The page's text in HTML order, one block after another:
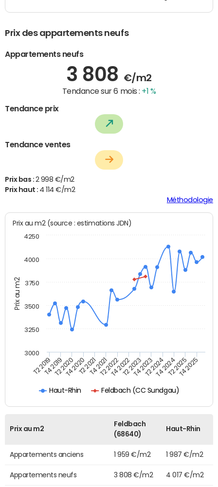
Prix des appartements neufs
Appartements neufs
3 808 €/m2
Tendance sur 6 mois : +1 %
Tendance prix
Tendance ventes
Prix bas : 2 998 €/m2
Prix haut : 4 114 €/m2
Méthodologie
Prix au m2
Prix au m2 (source : estimations JDN)
Haut-Rhin Feldbach (CC Sundgau)
T2 2019T4 2019T2 2020T4 2020T2 2021T4 2021T2 2022T4 2022T2 2023T4 2023T2 2024T4 2024T2 2025T4 2025
3000
3250
3500
3750
4000
4250
Prix au m2
Feldbach
(68640)
Haut-Rhin
Appartements anciens 1 959 €/m2 1 987 €/m2
Appartements neufs 3 808 €/m2 4 017 €/m2